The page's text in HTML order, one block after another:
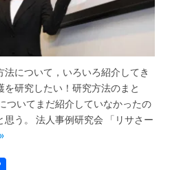
法について，いろいろ紹介してき
を研究したい！研究方法のまと
ついてまだ紹介していなかったの
思う。 法人事例研究会 「リサさー